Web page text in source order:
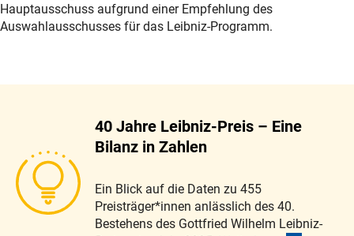
Hauptausschuss aufgrund einer Empfehlung des
Auswahlausschusses für das Leibniz-Programm.
40 Jahre Leibniz-Preis – Eine
Bilanz in Zahlen
Ein Blick auf die Daten zu 455
Preisträger*innen anlässlich des 40.
Bestehens des Gottfried Wilhelm Leibniz-